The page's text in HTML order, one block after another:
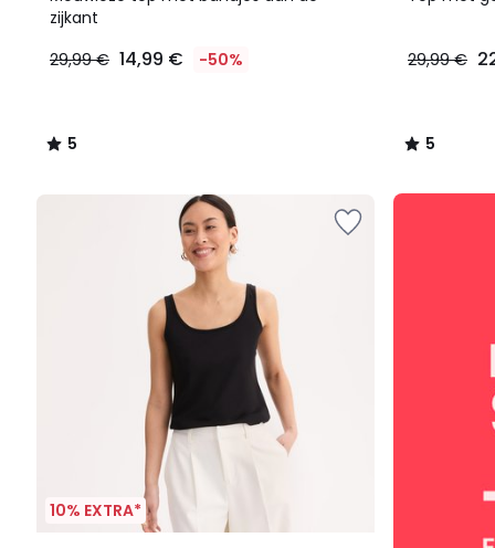
zijkant
€
29,99
29,99 € 14,99 € -50%
5
5
/
29,99 €
5
/
10% EXTRA*
SALE